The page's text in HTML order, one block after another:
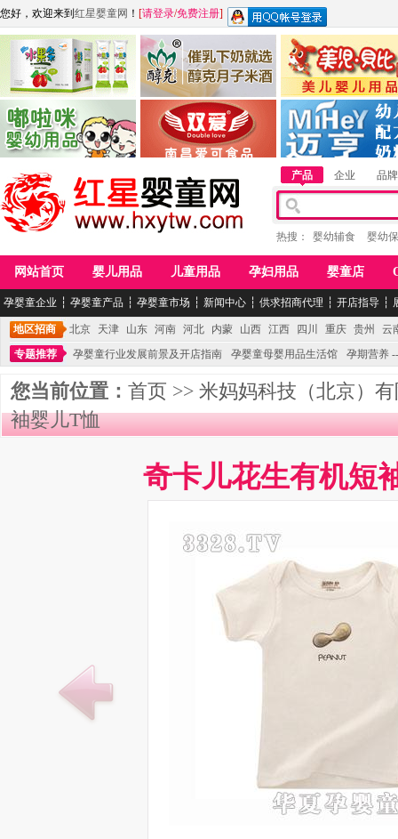
您好，欢迎来到 红星婴童网 ！ [请登录/免费注册]
江西麦嘟嘟食品有限公司
青岛嘟啦咪婴幼儿用品公司
江西醇之客月子米酒 惠州市美儿婴儿用品
湖南迈亨母婴用品有限
产品 企业 品牌
热搜： 婴幼辅食 婴幼
网站首页 婴儿用品 儿童用品 孕妇用品 婴童店
孕婴童企业 ┆ 孕婴童产品 ┆ 孕婴童市场 ┆ 新闻中心 ┆ 供求招商代理 ┆ 开店指导 ┆
地区招商 北京 天津 山东 河南 河北 内蒙 山西 江西 四川 重庆 贵州
云
专题推荐
孕婴童行业发展前景及开店指南 孕婴童母婴用品生活馆 孕期营养
您当前位置： 首页 >> 米妈妈科技（北京）
袖婴儿T恤
奇卡儿花生有机短